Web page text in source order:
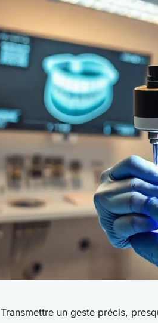
Transmettre un geste précis,